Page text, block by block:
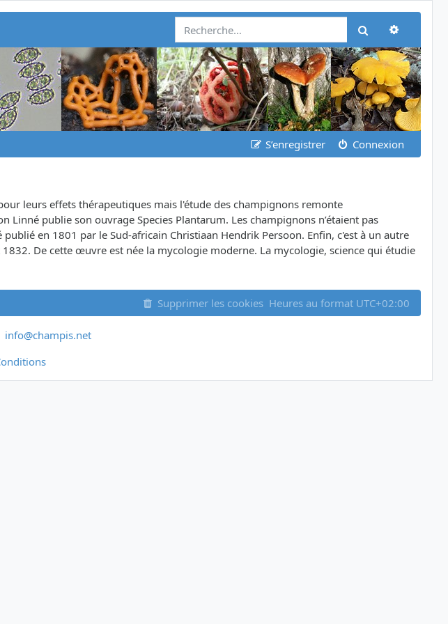
Rechercher
S’enregistrer Connexion
leurs effets thérapeutiques mais l'étude des champignons remonte
publie son ouvrage Species Plantarum. Les champignons n’étaient pas
en 1801 par le Sud-africain Christiaan Hendrik Persoon. Enfin, c'est à un autre
De cette œuvre est née la mycologie moderne. La mycologie, science qui étudie
Supprimer les cookies Heures au format UTC+02:00
info@champis.net